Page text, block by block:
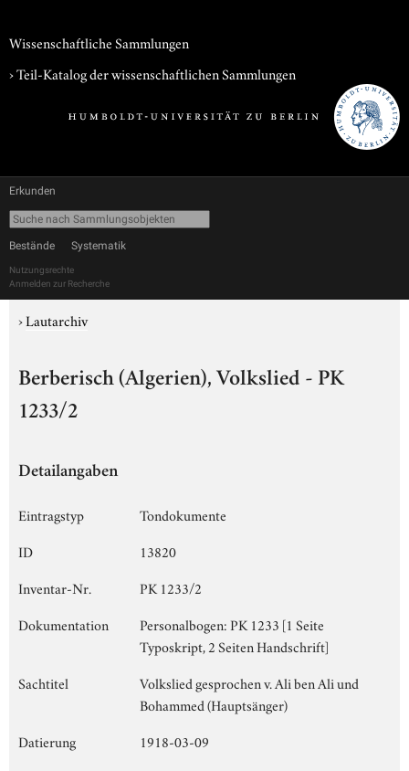
Wissenschaftliche Sammlungen
› Teil-Katalog der wissenschaftlichen Sammlungen
Erkunden
Bestände Systematik
Nutzungsrechte
Anmelden zur Recherche
›Lautarchiv
Berberisch (Algerien), Volkslied - PK
1233/2
Detailangaben
Eintragstyp
Tondokumente
ID
13820
Inventar-Nr.
PK 1233/2
Dokumentation
Personalbogen: PK 1233 [1 Seite
Typoskript, 2 Seiten Handschrift]
Sachtitel
Volkslied gesprochen v. Ali ben Ali und
Bohammed (Hauptsänger)
Datierung
1918-03-09